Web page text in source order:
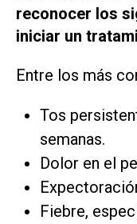
reconocer los
iniciar un
Entre los más
Tos
semanas.
Dolor en el
Fiebre,